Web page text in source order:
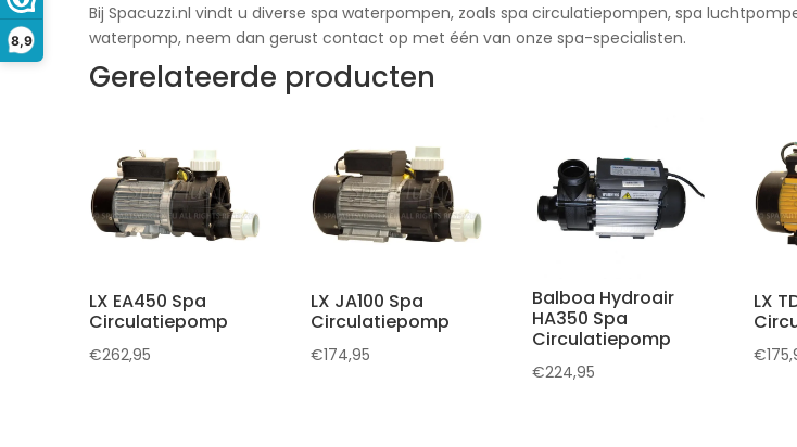
8,9
Bij Spacuzzi.nl vindt u diverse spa waterpompen, zoals spa circulatiepompen, spa
waterpomp, neem dan gerust contact op met één van onze spa-specialisten.
Gerelateerde producten
LX EA450 Spa
Circulatiepomp
€262,95
LX JA100 Spa
Circulatiepomp
€174,95
Balboa Hydroair
HA350 Spa
Circulatiepomp
€224,95
LX
€